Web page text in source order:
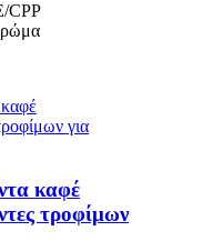
CPP
καφέ
τροφίμων